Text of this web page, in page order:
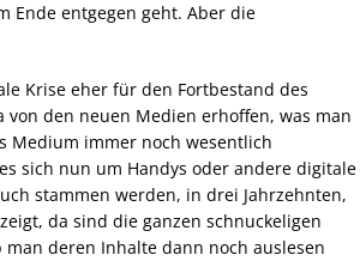
Ende entgegen geht. Aber die
Krise eher für den Fortbestand des
den neuen Medien erhoffen, was man
Medium immer noch wesentlich
sich nun um Handys oder andere digitale
stammen werden, in drei Jahrzehnten,
da sind die ganzen schnuckeligen
deren Inhalte dann noch auslesen